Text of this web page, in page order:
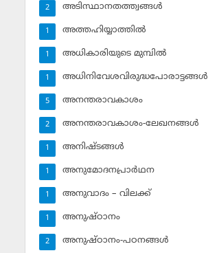
അടിസ്ഥാനതത്ത്വങ്ങള്‍
2
അത്തഹിയ്യാത്തില്‍
1
അധികാരിയുടെ മുമ്പില്‍
1
അധിനിവേശവിരുദ്ധപോരാട്ടങ്ങള്‍
1
അനന്തരാവകാശം
5
അനന്തരാവകാശം-ലേഖനങ്ങള്‍
2
അനിഷ്ടങ്ങള്‍
1
അനുമോദനപ്രാര്‍ഥന
1
അനുവാദം – വിലക്ക്‌
1
അനുഷ്ഠാനം
1
അനുഷ്ഠാനം-പഠനങ്ങള്‍
2